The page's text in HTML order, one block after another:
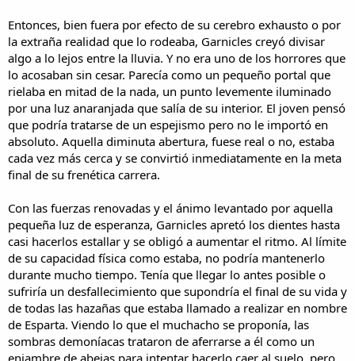
Entonces, bien fuera por efecto de su cerebro exhausto o por
la extraña realidad que lo rodeaba, Garnicles creyó divisar
algo a lo lejos entre la lluvia. Y no era uno de los horrores que
lo acosaban sin cesar. Parecía como un pequeño portal que
rielaba en mitad de la nada, un punto levemente iluminado
por una luz anaranjada que salía de su interior. El joven pensó
que podría tratarse de un espejismo pero no le importó en
absoluto. Aquella diminuta abertura, fuese real o no, estaba
cada vez más cerca y se convirtió inmediatamente en la meta
final de su frenética carrera.
Con las fuerzas renovadas y el ánimo levantado por aquella
pequeña luz de esperanza, Garnicles apretó los dientes hasta
casi hacerlos estallar y se obligó a aumentar el ritmo. Al límite
de su capacidad física como estaba, no podría mantenerlo
durante mucho tiempo. Tenía que llegar lo antes posible o
sufriría un desfallecimiento que supondría el final de su vida y
de todas las hazañas que estaba llamado a realizar en nombre
de Esparta. Viendo lo que el muchacho se proponía, las
sombras demoníacas trataron de aferrarse a él como un
enjambre de abejas para intentar hacerlo caer al suelo, pero